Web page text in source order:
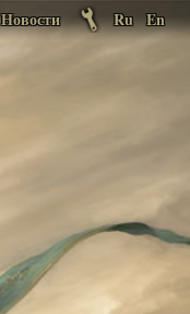
Новости Ru En